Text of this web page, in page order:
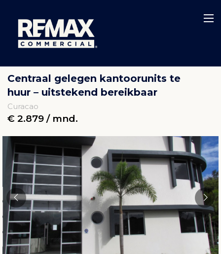
Centraal gelegen kantoorunits te
huur – uitstekend bereikbaar
Curacao
€ 2.879 / mnd.